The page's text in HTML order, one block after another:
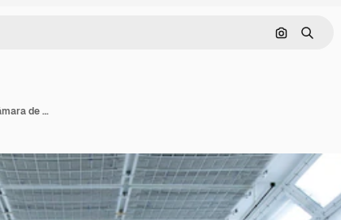
Pesquisar
Buscar
Veículo de envernizamento de pintor de automóveis em oficina de câmara de pintura.